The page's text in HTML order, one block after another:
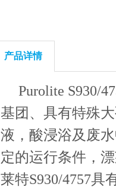
产品详情
Purolite S930/
基团、具有特殊
液，酸浸浴及废
定的运行条件，
莱特S930/4757具